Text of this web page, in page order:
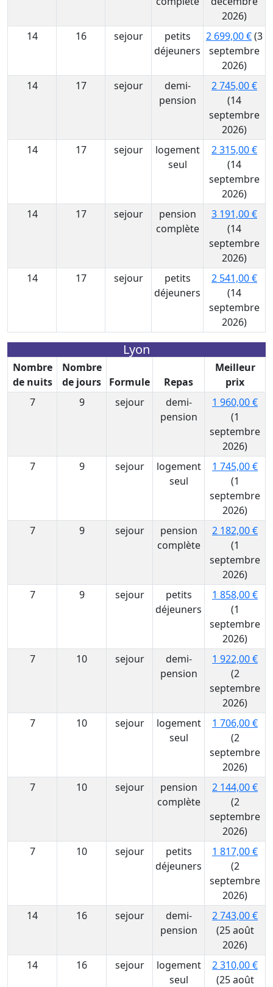
2026)
14
16 sejour
petits
déjeuners
2 699,00 €(3
septembre
2026)
14
17 sejour
demi-
pension
2 745,00 €
(14
septembre
2026)
14
17 sejour
logement
seul
2 315,00 €
(14
septembre
2026)
14
17 sejour
pension
complète
3 191,00 €
(14
septembre
2026)
14
17 sejour
petits
déjeuners
2 541,00 €
(14
septembre
2026)
Lyon
Nombre
de nuits
Nombre
de jours
Formule Repas
Meilleur
prix
7
9 sejour
demi-
pension
1 960,00 €
(1
septembre
2026)
7
9 sejour
logement
seul
1 745,00 €
(1
septembre
2026)
7
9 sejour
pension
complète
2 182,00 €
(1
septembre
2026)
7
9 sejour
petits
déjeuners
1 858,00 €
(1
septembre
2026)
7
10 sejour
demi-
pension
1 922,00 €
(2
septembre
2026)
7
10 sejour
logement
seul
1 706,00 €
(2
septembre
2026)
7
10 sejour
pension
complète
2 144,00 €
(2
septembre
2026)
7
10 sejour
petits
déjeuners
1 817,00 €
(2
septembre
2026)
14
16 sejour
demi-
pension
2 743,00 €
(25 août
2026)
14
16 sejour
logement
seul
2 310,00 €
(25 août